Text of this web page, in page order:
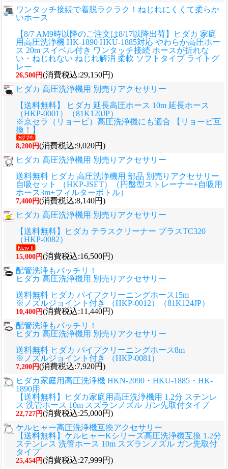
ワンタッチ接続で着脱ラクラク！ねじれにくくて柔らか
いホース
【8/7 AM9時以降のご注文は8/17以降出荷】ヒダカ 家庭
用高圧洗浄機 HK-1890 HKU-1885対応 やわらか高圧ホー
ス 20m スイベル付き ワンタッチ接続 ホースが折れな
い・ねじれない ねじれ解消 柔軟 ソフトタイプ ライトグ
レー
26,500円(消費税込:29,150円)
ヒダカ 高圧洗浄機用 別売りアクセサリー
【送料無料】 ヒダカ 延長高圧ホース 10m 延長ホース
（HKP-0001）（81K120JP）
※京セラ（リョービ）高圧洗浄機にも適合 【リョービ互
換！】
8,200円(消費税込:9,020円)
ヒダカ 高圧洗浄機用 別売りアクセサリー
送料無料 ヒダカ 高圧洗浄機用 部品 別売りアクセサリー
自吸セット （HKP-JSET）（円盤型ストレーナー+自吸用
ホース3m+フィルターボトル）
7,400円(消費税込:8,140円)
ヒダカ 高圧洗浄機用 別売りアクセサリー
【送料無料】ヒダカ テラスクリーナー プラスTC320
（HKP-0082）
15,000円(消費税込:16,500円)
配管洗浄もバッチリ！
ヒダカ 高圧洗浄機用 別売りアクセサリー
送料無料 ヒダカ パイプクリーニングホース15m
※ノズルジョイント付き （HKP-0012）（81K124JP）
10,400円(消費税込:11,440円)
配管洗浄もバッチリ！
ヒダカ 高圧洗浄機用 別売りアクセサリー
送料無料 ヒダカ パイプクリーニングホース8m
※ノズルジョイント付き （HKP-0081）
7,200円(消費税込:7,920円)
ヒダカ家庭用高圧洗浄機 HKN-2090・HKU-1885・HK-
1890用
【送料無料】ヒダカ家庭用高圧洗浄機用 1.2分 ステンレ
ス 洗管ホース 10m スズランノズル ガン先取付タイプ
22,727円(消費税込:25,000円)
ケルヒャー高圧洗浄機互換アクセサリー
【送料無料】ケルヒャーKシリーズ高圧洗浄機互換 1.2分
ステンレス 洗管ホース 10m スズランノズル ガン先取付
タイプ
25,454円(消費税込:27,999円)